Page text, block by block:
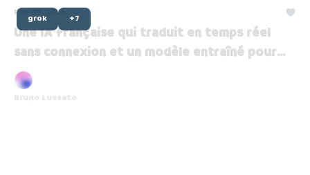
grok +7
Feb 09, 2025
Une IA française qui traduit en temps réel
sans connexion et un modèle entraîné pour
50$ !